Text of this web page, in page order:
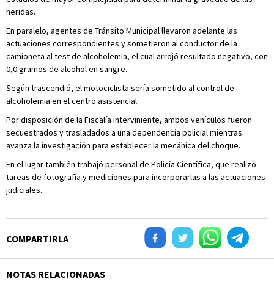
heridas.
En paralelo, agentes de Tránsito Municipal llevaron adelante las
actuaciones correspondientes y sometieron al conductor de la
camioneta al test de alcoholemia, el cual arrojó resultado negativo, con
0,0 gramos de alcohol en sangre.
Según trascendió, el motociclista sería sometido al control de
alcoholemia en el centro asistencial.
Por disposición de la Fiscalía interviniente, ambos vehículos fueron
secuestrados y trasladados a una dependencia policial mientras
avanza la investigación para establecer la mecánica del choque.
En el lugar también trabajó personal de Policía Científica, que realizó
tareas de fotografía y mediciones para incorporarlas a las actuaciones
judiciales.
COMPARTIRLA
NOTAS RELACIONADAS